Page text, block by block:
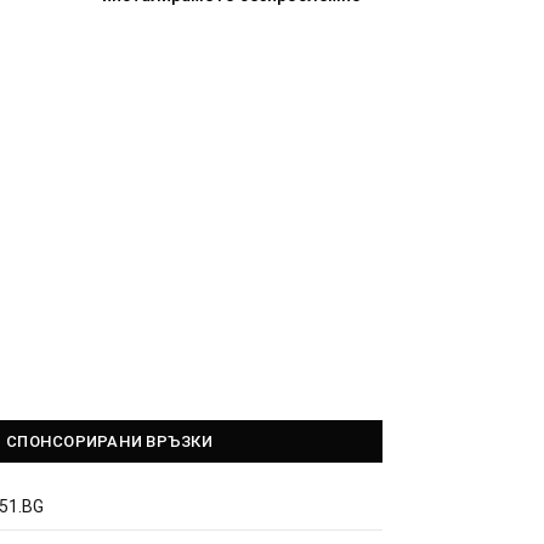
СПОНСОРИРАНИ ВРЪЗКИ